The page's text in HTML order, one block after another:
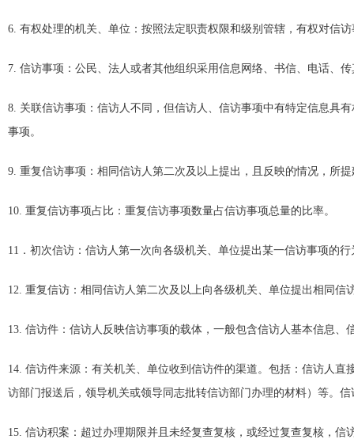
6. 有权处理的机关、单位：按照法定职责权限和级别管辖，有权对信
7. 信访事项：公民、法人或者其他组织采用信息网络、书信、电话、
8. 关联信访事项：信访人不同，但信访人、信访事项中有特定信息具
事项。
9. 重复信访事项：相同信访人第二次及以上提出，且反映的情况，所
10. 重复信访事项占比：重复信访事项数量占信访事项总量的比率。
11．初次信访：信访人第一次向各级机关、单位提出某一信访事项的行
12. 重复信访：相同信访人第二次及以上向各级机关、单位提出相同
13. 信访件：信访人反映信访事项的载体，一般包含信访人基本信息、
14. 信访件来源：有关机关、单位收到信访件的渠道。包括：信访人
访部门报送后，领导机关或领导同志批转信访部门办理的材料）等。
15. 信访积案：超过办理期限并且未经复查复核，或经过复查复核，